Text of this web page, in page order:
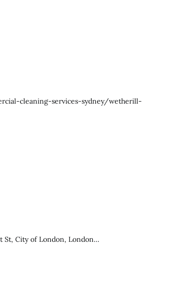
cleaning-services-sydney/wetherill-
St, City of London, London…